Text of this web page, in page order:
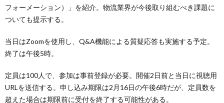
フォーメーション）」を紹介。物流業界が今後取り組むべき課題に
ついても提示する。
当日はZoomを使用し、Q&A機能による質疑応答も実施する予定。
終了は午後5時。
定員は100人で、参加は事前登録が必要。開催2日前と当日に視聴用
URLを送信する。申し込み期限は2月16日の午後6時だが、定員数を
超えた場合は期限前に受付を終了する可能性がある。